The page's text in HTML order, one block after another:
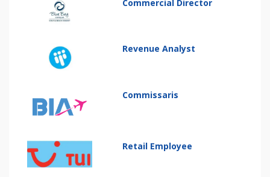
Commercial Director
Revenue Analyst
Commissaris
Retail Employee